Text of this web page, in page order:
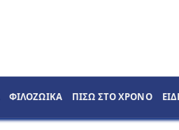
ΦΙΛΟΖΩΙΚΑ ΠΙΣΩ ΣΤΟ ΧΡΟΝΟ